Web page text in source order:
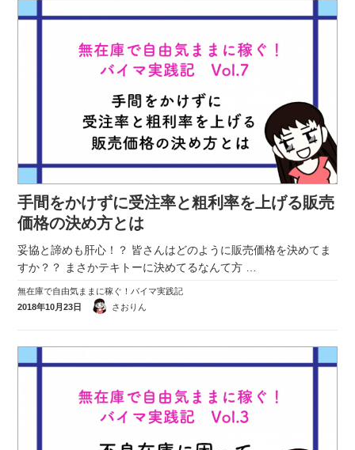
手間をかけずに受注率と粗利率を上げる販売
価格の決め方とは
妥協と諦めも肝心！？ 皆さんはどのように販売価格を決めてま
すか？？ まさかテキトーに決めてるなんて方
無在庫で自由気ままに稼ぐ！バイマ実践記
2018年10月23日
さおりん